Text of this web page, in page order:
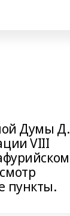
Думы Д.
VIII
пункты.